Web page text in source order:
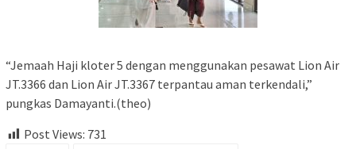
“Jemaah Haji kloter 5 dengan menggunakan pesawat Lion Air
JT.3366 dan Lion Air JT.3367 terpantau aman terkendali,”
pungkas Damayanti.(theo)
Post Views: 731